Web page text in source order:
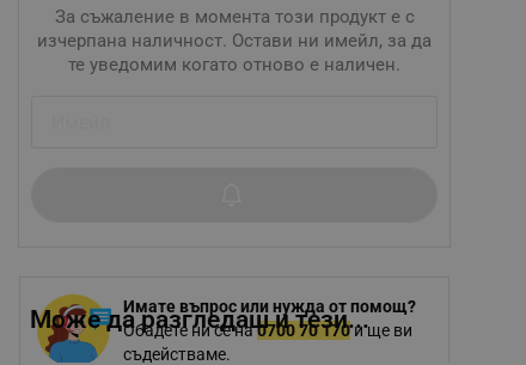
Имате въпрос или нужда от помощ?
Обадете ни се на0700 70 170и ще ви
съдействаме.
За съжаление в момента този продукт е с
изчерпана наличност. Остави ни имейл, за да
те уведомим когато отново е наличен.
Може да разгледаш и тези...